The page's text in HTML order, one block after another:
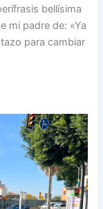
bellísima
mi padre de: «Ya
para cambiar